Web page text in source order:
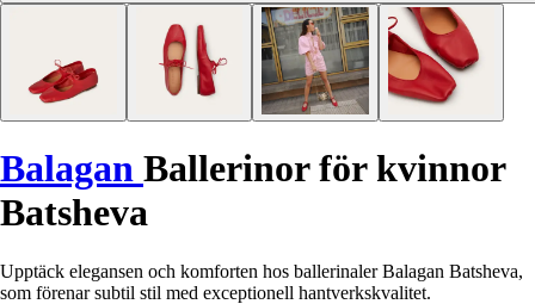
Balagan Ballerinor för kvinnor
Batsheva
Upptäck elegansen och komforten hos ballerinaler Balagan Batsheva,
som förenar subtil stil med exceptionell hantverkskvalitet.